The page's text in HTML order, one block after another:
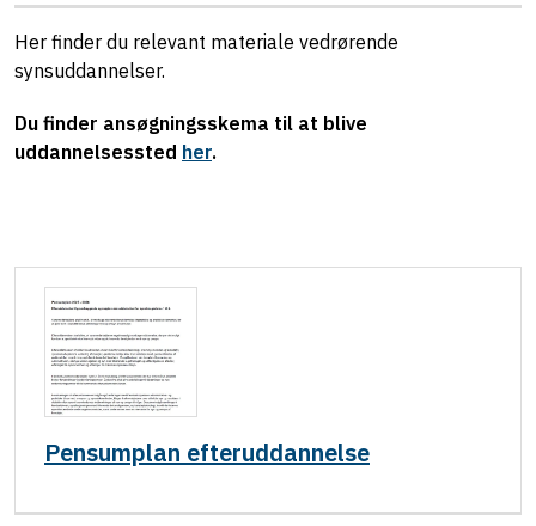
Her finder du relevant materiale vedrørende
synsuddannelser.
Du finder ansøgningsskema til at blive
uddannelsessted her.
Pensumplan efteruddannelse